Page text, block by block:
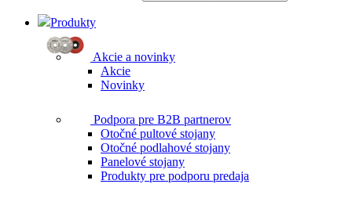
Produkty
Akcie a novinky
Akcie
Novinky
Podpora pre B2B partnerov
Otočné pultové stojany
Otočné podlahové stojany
Panelové stojany
Produkty pre podporu predaja